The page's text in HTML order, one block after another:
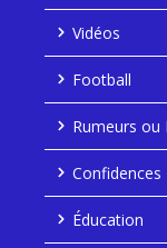
Vidéos
Football
Rumeurs ou
Confidences
Éducation